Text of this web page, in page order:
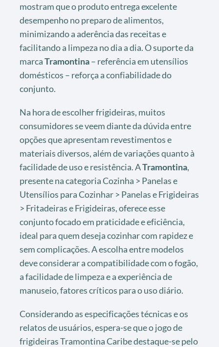
mostram que o produto entrega excelente
desempenho no preparo de alimentos,
minimizando a aderência das receitas e
facilitando a limpeza no dia a dia. O suporte da
marcaTramontina– referência em utensílios
domésticos – reforça a confiabilidade do
conjunto.
Na hora de escolher frigideiras, muitos
consumidores se veem diante da dúvida entre
opções que apresentam revestimentos e
materiais diversos, além de variações quanto à
facilidade de uso e resistência. ATramontina,
presente na categoria Cozinha > Panelas e
Utensílios para Cozinhar > Panelas e Frigideiras
> Fritadeiras e Frigideiras, oferece esse
conjunto focado em praticidade e eficiência,
ideal para quem deseja cozinhar com rapidez e
sem complicações. A escolha entre modelos
deve considerar a compatibilidade com o fogão,
a facilidade de limpeza e a experiência de
manuseio, fatores críticos para o uso diário.
Considerando as especificações técnicas e os
relatos de usuários, espera-se que o jogo de
frigideiras Tramontina Caribe destaque-se pelo